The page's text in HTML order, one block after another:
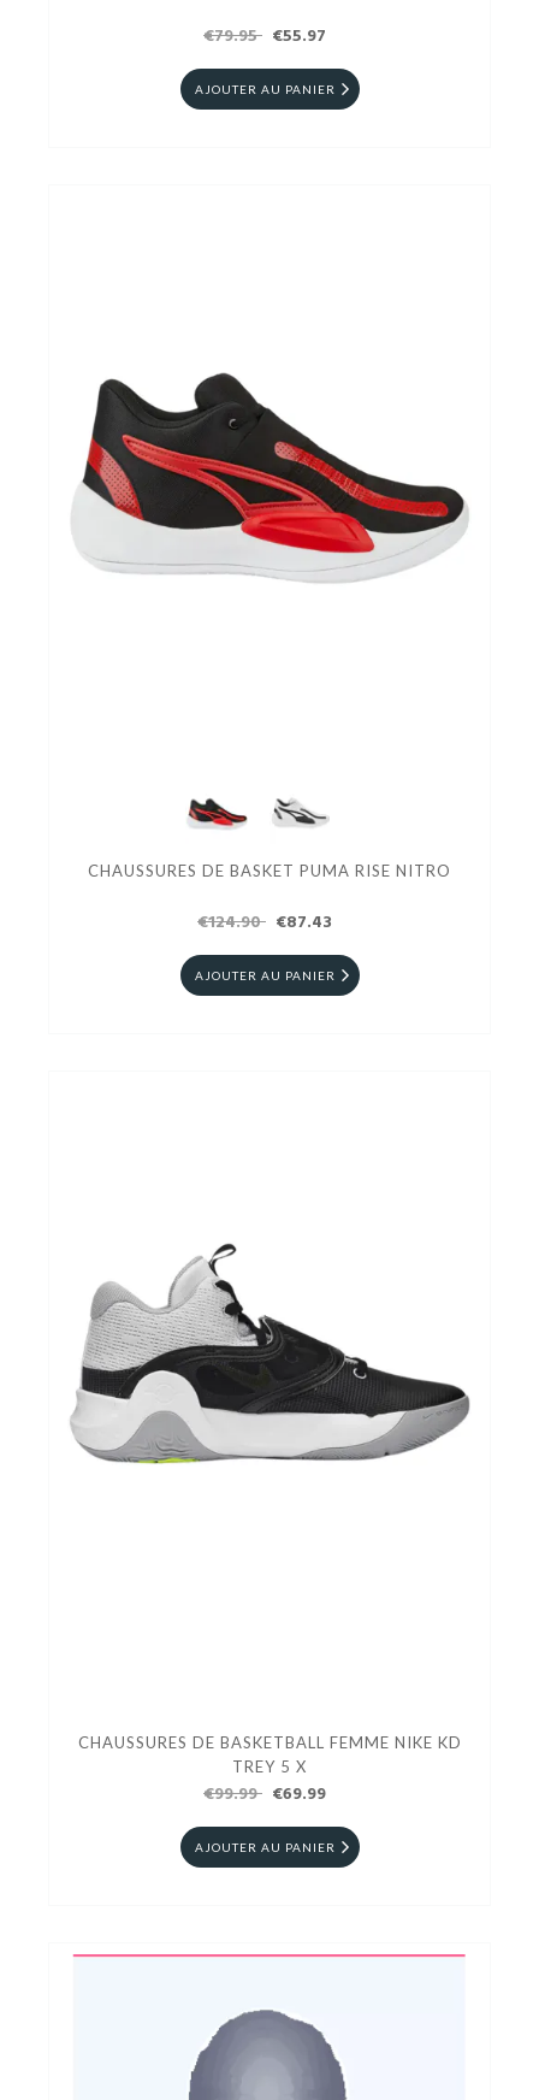
€79.95 €55.97
AJOUTER AU PANIER
CHAUSSURES DE BASKET PUMA RISE NITRO
€124.90 €87.43
AJOUTER AU PANIER
CHAUSSURES DE BASKETBALL FEMME NIKE KD
TREY 5 X
€99.99 €69.99
AJOUTER AU PANIER